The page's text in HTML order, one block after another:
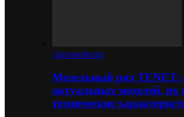
Автомобили
Модельный ряд TENET:
актуальных моделей, их
технические